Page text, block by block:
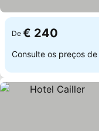
De € 240
Consulte os preços de